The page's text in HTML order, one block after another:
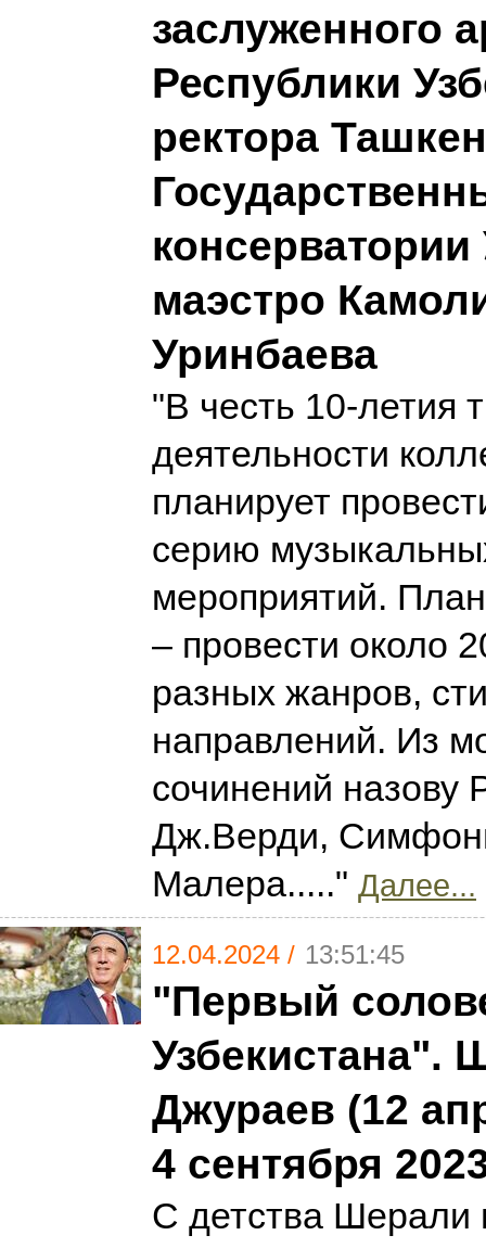
заслуженного
Республики
ректора
консерватории
маэстро
Уринбаева
"В честь 10-летия
деятельности
планирует
серию
мероприятий.
– провести около
разных жанров,
направлений. Из
сочинений назову
Дж.Верди,
Малера....." Далее...
12.04.2024 / 13:51:45
"Первый
Узбекистана".
Джураев (12
4 сентября
С детства Шерали